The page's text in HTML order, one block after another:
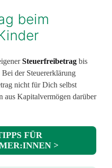
beim
Steuerfreibetrag bis
der Steuererklärung
nicht für Dich selbst
aus Kapitalvermögen darüber
FÜR
>